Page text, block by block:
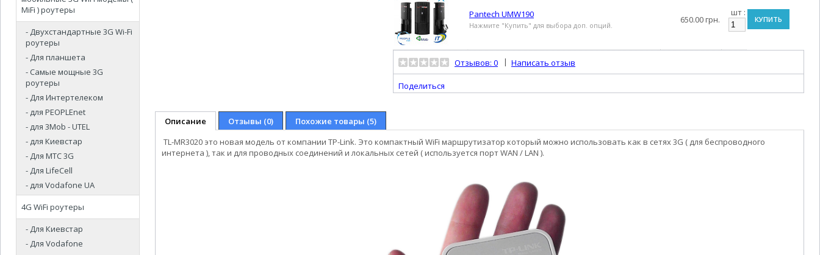
MiFi ) роутеры
- Двухстандартные 3G Wi-Fi
роутеры
- Для планшета
- Самые мощные 3G
роутеры
- Для Интертелеком
- для PEOPLEnet
- для 3Mob - UTEL
- для Киевстар
- Для МТС 3G
- Для LifeCell
- для Vodafone UA
4G WiFi роутеры
- Для Киевстар
- Для Vodafone
Pantech UMW190
Нажмите "Купить" для выбора доп. опций.
650.00 грн.
шт :
КУПИТЬ
Отзывов: 0 | Написать отзыв
Поделиться
Описание Отзывы (0)
Похожие товары (5)
TL-MR3020 это новая модель от компании TP-Link. Это компактный WiFi маршрутизатор который можно использовать как в сетях 3G ( для беспроводного
интернета ), так и для проводных соединений и локальных сетей ( используется порт WAN / LAN ).